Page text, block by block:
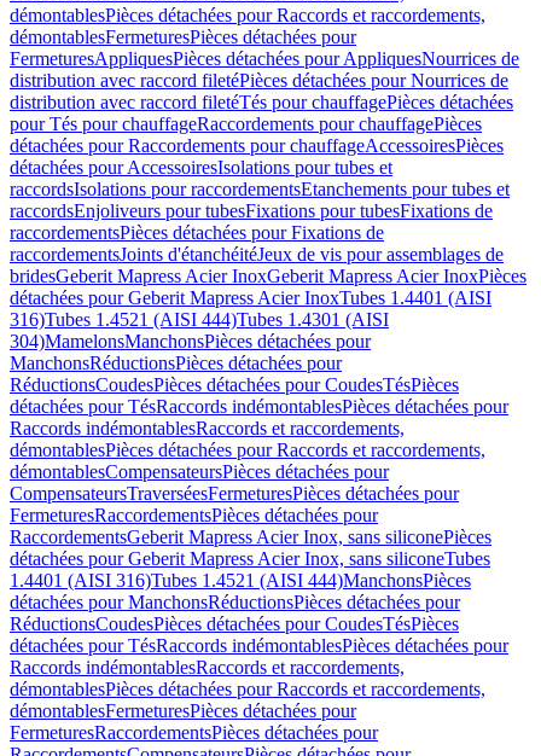
démontablesPièces détachées pour Raccords et raccordements,
démontablesFermeturesPièces détachées pour
FermeturesAppliquesPièces détachées pour AppliquesNourrices de
distribution avec raccord filetéPièces détachées pour Nourrices de
distribution avec raccord filetéTés pour chauffagePièces détachées
pour Tés pour chauffageRaccordements pour chauffagePièces
détachées pour Raccordements pour chauffageAccessoiresPièces
détachées pour AccessoiresIsolations pour tubes et
raccordsIsolations pour raccordementsEtanchements pour tubes et
raccordsEnjoliveurs pour tubesFixations pour tubesFixations de
raccordementsPièces détachées pour Fixations de
raccordementsJoints d'étanchéitéJeux de vis pour assemblages de
bridesGeberit Mapress Acier InoxGeberit Mapress Acier InoxPièces
détachées pour Geberit Mapress Acier InoxTubes 1.4401 (AISI
316)Tubes 1.4521 (AISI 444)Tubes 1.4301 (AISI
304)MamelonsManchonsPièces détachées pour
ManchonsRéductionsPièces détachées pour
RéductionsCoudesPièces détachées pour CoudesTésPièces
détachées pour TésRaccords indémontablesPièces détachées pour
Raccords indémontablesRaccords et raccordements,
démontablesPièces détachées pour Raccords et raccordements,
démontablesCompensateursPièces détachées pour
CompensateursTraverséesFermeturesPièces détachées pour
FermeturesRaccordementsPièces détachées pour
RaccordementsGeberit Mapress Acier Inox, sans siliconePièces
détachées pour Geberit Mapress Acier Inox, sans siliconeTubes
1.4401 (AISI 316)Tubes 1.4521 (AISI 444)ManchonsPièces
détachées pour ManchonsRéductionsPièces détachées pour
RéductionsCoudesPièces détachées pour CoudesTésPièces
détachées pour TésRaccords indémontablesPièces détachées pour
Raccords indémontablesRaccords et raccordements,
démontablesPièces détachées pour Raccords et raccordements,
démontablesFermeturesPièces détachées pour
FermeturesRaccordementsPièces détachées pour